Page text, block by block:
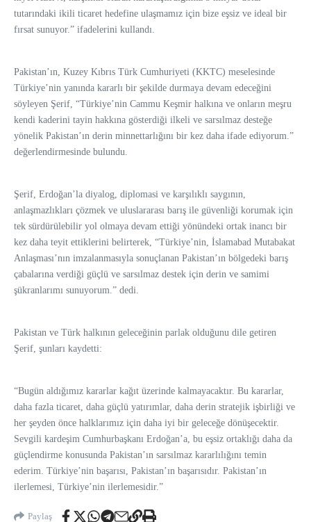
tutarındaki ikili ticaret hedefine ulaşmamız için bize eşsiz ve ideal bir
fırsat sunuyor.” ifadelerini kullandı.
Pakistan’ın, Kuzey Kıbrıs Türk Cumhuriyeti (KKTC) meselesinde
Türkiye’nin yanında kararlı bir şekilde durmaya devam edeceğini
söyleyen Şerif, “Türkiye’nin Cammu Keşmir halkına ve onların meşru
kendi kaderini tayin hakkına gösterdiği ilkeli ve sarsılmaz desteğe
yönelik Pakistan’ın derin minnettarlığını bir kez daha ifade ediyorum.”
değerlendirmesinde bulundu.
Şerif, Erdoğan’la diyalog, diplomasi ve karşılıklı saygının,
anlaşmazlıkları çözmek ve uluslararası barış ile güvenliği korumak için
tek sürdürülebilir yol olmaya devam ettiği yönündeki ortak inancı bir
kez daha teyit ettiklerini belirterek, “Türkiye’nin, İslamabad Mutabakat
Anlaşması’nın imzalanmasıyla sonuçlanan Pakistan’ın bölgedeki barış
çabalarına verdiği güçlü ve sarsılmaz destek için derin ve samimi
şükranlarımı sunuyorum.” dedi.
Pakistan ve Türk halkının geleceğinin parlak olduğunu dile getiren
Şerif, şunları kaydetti:
“Bugün aldığımız kararlar kağıt üzerinde kalmayacaktır. Bu kararlar,
daha fazla ticaret, daha güçlü yatırımlar, daha derin stratejik işbirliği ve
her şeyden önce halklarımız için daha iyi bir geleceğe dönüşecektir.
Sevgili kardeşim Cumhurbaşkanı Erdoğan’a, bu eşsiz ortaklığı daha da
güçlendirme konusunda Pakistan’ın sarsılmaz kararlılığını temin
ederim. Türkiye’nin başarısı, Pakistan’ın başarısıdır. Pakistan’ın
ilerlemesi, Türkiye’nin ilerlemesidir.”
Paylaş